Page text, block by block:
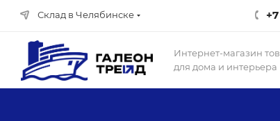
Склад в Челябинске
Интернет-магазин
для дома и интерьера